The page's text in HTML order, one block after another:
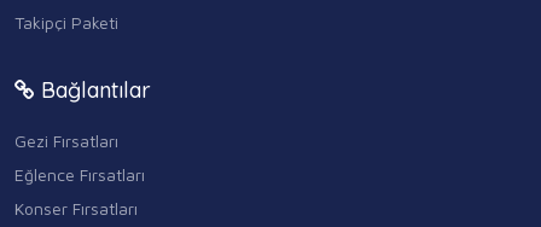
Takipçi Paketi
Bağlantılar
Gezi Fırsatları
Eğlence Fırsatları
Konser Fırsatları